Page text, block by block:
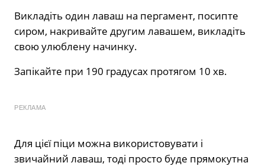
Викладіть один лаваш на пергамент, посипте
сиром, накривайте другим лавашем, викладіть
свою улюблену начинку.
Запікайте при 190 градусах протягом 10 хв.
РЕКЛАМА
Для цієї піци можна використовувати і
звичайний лаваш, тоді просто буде прямокутна